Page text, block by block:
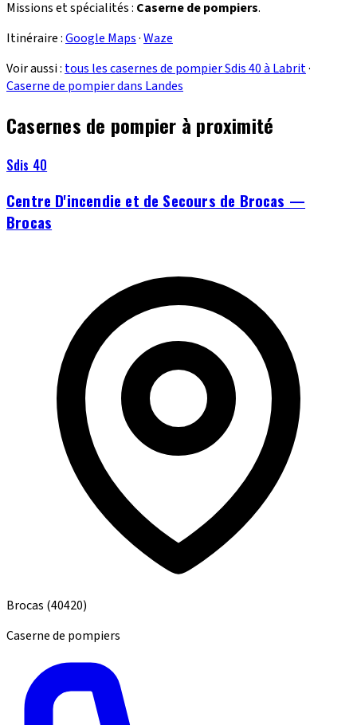
Missions et spécialités : Caserne de pompiers.
Itinéraire :Google Maps·Waze
Voir aussi : tous les casernes de pompier Sdis 40 à Labrit·
Caserne de pompier dans Landes
Casernes de pompier à proximité
Sdis 40
Centre D'incendie et de Secours de Brocas —
Brocas
Brocas (40420)
Caserne de pompiers